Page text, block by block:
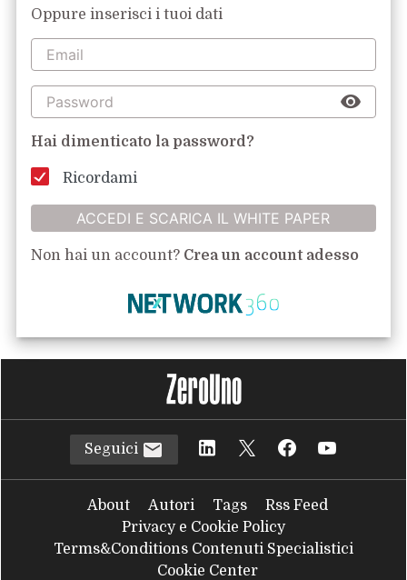
Oppure inserisci i tuoi dati
Hai dimenticato la password?
Ricordami
ACCEDI E SCARICA IL WHITE PAPER
Non hai un account? Crea un account adesso
Seguici
About Autori Tags
Rss Feed
Privacy e Cookie Policy
Terms&Conditions Contenuti Specialistici
Cookie Center